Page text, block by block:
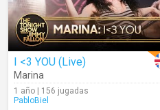
I <3 YOU (Live)
Marina
1 año | 156 jugadas
PabloBiel